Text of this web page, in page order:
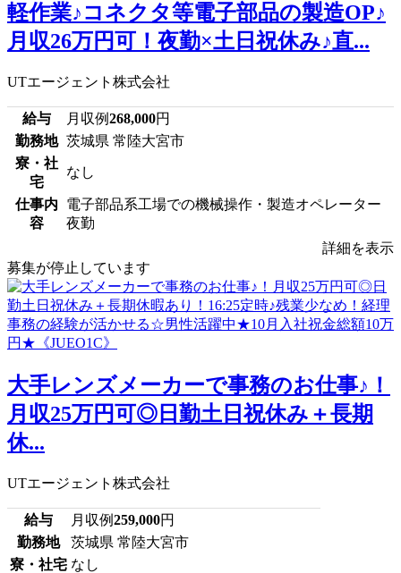
軽作業♪コネクタ等電子部品の製造OP♪
月収26万円可！夜勤×土日祝休み♪直...
UTエージェント株式会社
給与 月収例268,000円
勤務地 茨城県 常陸大宮市
寮・社
宅
なし
仕事内
容
電子部品系工場での機械操作・製造オペレーター
夜勤
詳細を表示
募集が停止しています
大手レンズメーカーで事務のお仕事♪！
月収25万円可◎日勤土日祝休み＋長期
休...
UTエージェント株式会社
給与 月収例259,000円
勤務地
茨城県 常陸大宮市
寮・社宅 なし